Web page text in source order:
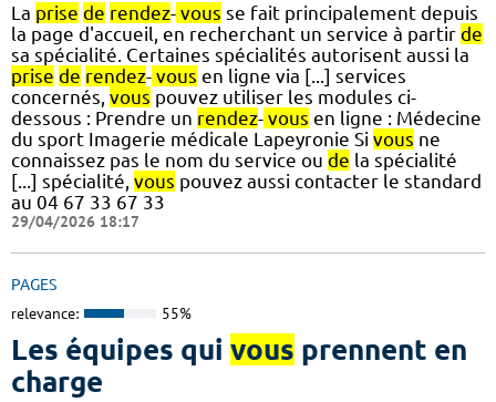
La prise de rendez- vous se fait principalement depuis
la page d'accueil, en recherchant un service à partir de
sa spécialité. Certaines spécialités autorisent aussi la
prise de rendez- vous en ligne via [...] services
concernés, vous pouvez utiliser les modules ci-
dessous : Prendre un rendez- vous en ligne : Médecine
du sport Imagerie médicale Lapeyronie Si vous ne
connaissez pas le nom du service ou de la spécialité
[...] spécialité, vous pouvez aussi contacter le standard
au 04 67 33 67 33
29/04/2026 18:17
PAGES
relevance: 55%
Les équipes qui vous prennent en
charge